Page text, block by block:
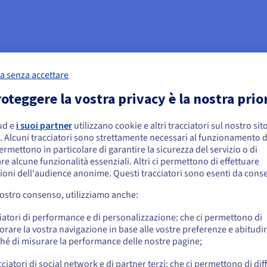
attive da un host all'altro basta un click. L’operazione non
immediatamente. La virtualizzazione della rete
evitando qualsiasi impatto sugli utenti finali in caso, ad
di ottimizzare le infrastrutture senza alcun intervento da
il carico delle VM sui diversi server, per passare alla
Switch
che la tua localizzazione sia Stati
un ordine da Stati Uniti, è necessario accedere al sito web del
un account.
us.ovhcloud.com/hosted-private-cloud Inglese USD - $
senza accettare
la vostra privacy è la nostra
ei suoi partner utilizzano cookie e altri tracciatori sul nostro sito
Alcuni tracciatori sono strettamente necessari al funzionamento
in particolare di garantire la sicurezza del servizio o di
alcune funzionalità essenziali. Altri ci permettono di effettuare
dell'audience anonime. Questi tracciatori sono esenti da
consenso, utilizziamo anche:
di performance e di personalizzazione: che ci permettono di
la vostra navigazione in base alle vostre preferenze e
di misurare la performance delle nostre pagine;
di social network e di partner terzi: che ci permettono di